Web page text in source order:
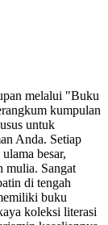
melalui "Buku
kumpulan
untuk
Anda. Setiap
besar,
mulia. Sangat
di tengah
buku
koleksi literasi